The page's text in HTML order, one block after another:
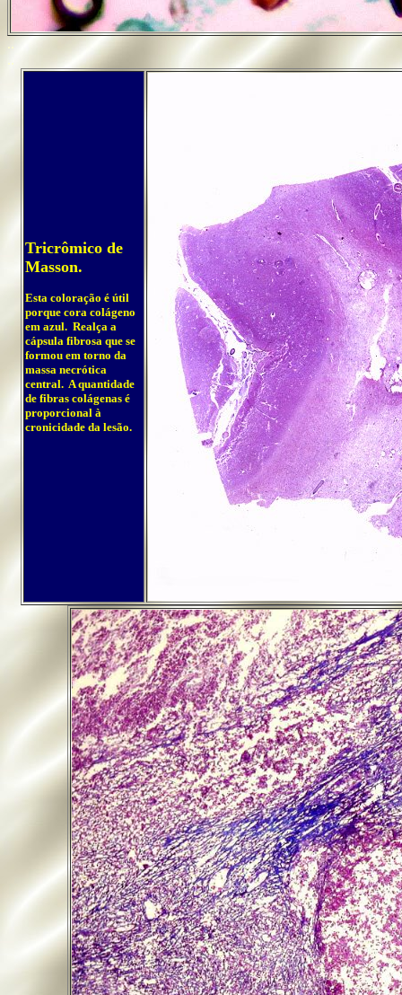
..
..
Tricrômico de
Masson.
Esta coloração é útil
porque cora colágeno
em azul. Realça a
cápsula fibrosa que se
formou em torno da
massa necrótica
central. A quantidade
de fibras colágenas é
proporcional à
cronicidade da lesão.